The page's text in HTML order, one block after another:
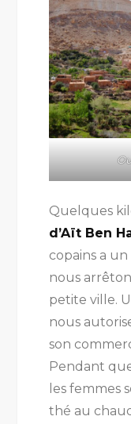
Quelques
d’Aït Ben
copains a
nous
petite ville.
nous
son
Pendant
les femmes
thé au